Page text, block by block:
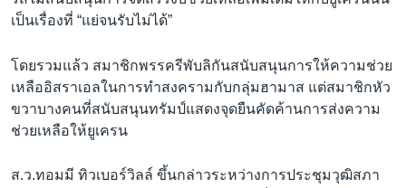
เป็นเรื่องที่ “แย่จนรับไม่ได้”
โดยรวมแล้ว สมาชิกพรรครีพับลิกันสนับสนุนการให้ความช่วย
เหลืออิสราเอลในการทำสงครามกับกลุ่มฮามาส แต่สมาชิกหัว
ขวาบางคนที่สนับสนุนทรัมป์แสดงจุดยืนคัดค้านการส่งความ
ช่วยเหลือให้ยูเครน
ส.ว.ทอมมี ทิวเบอร์วิลล์ ขึ้นกล่าวระหว่างการประชุมวุฒิสภา